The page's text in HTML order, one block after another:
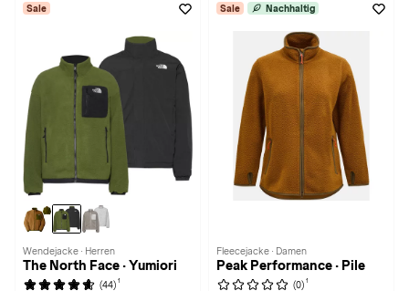
Sale
Wendejacke · Herren
The North Face · Yumiori
(44) 1
Sale Nachhaltig
Fleecejacke · Damen
Peak Performance · Pile
(0) 1